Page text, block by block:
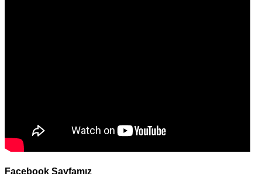
Facebook Sayfamız